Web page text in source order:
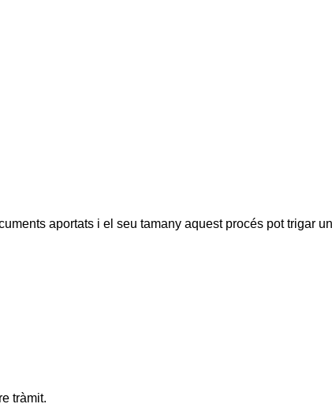
aportats i el seu tamany aquest procés pot trigar
tràmit.